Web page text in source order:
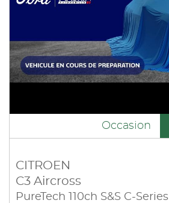
Occasion
CITROEN
C3 Aircross
PureTech 110ch S&S C-Series